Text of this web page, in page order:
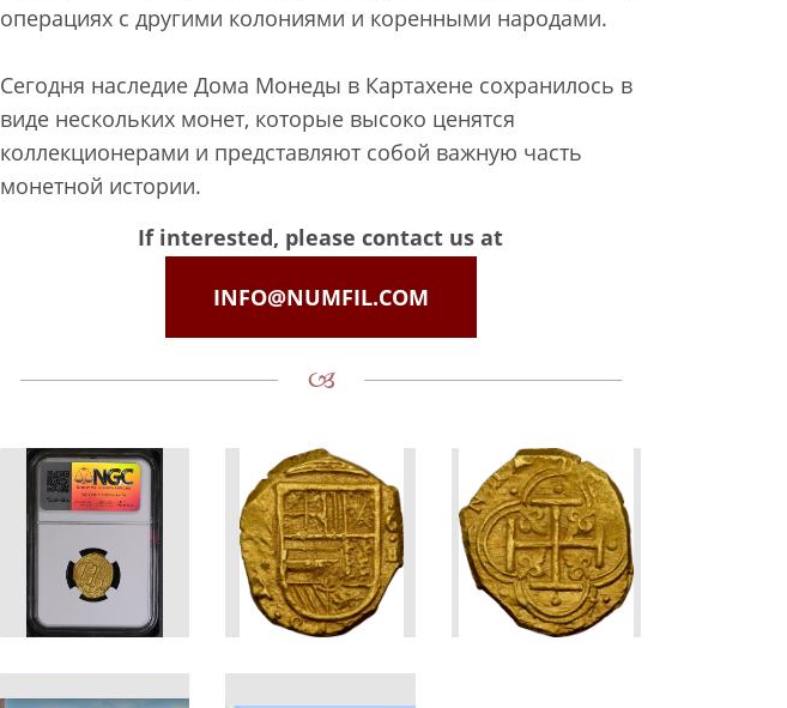
операциях с другими колониями и коренными народами.
Сегодня наследие Дома Монеды в Картахене сохранилось в
виде нескольких монет, которые высоко ценятся
коллекционерами и представляют собой важную часть
монетной истории.
If interested, please contact us at
INFO@NUMFIL.COM